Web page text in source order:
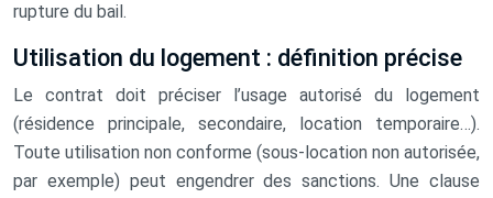
rupture du bail.
Utilisation du logement : définition précise
Le contrat doit préciser l’usage autorisé du logement
(résidence principale, secondaire, location temporaire…).
Toute utilisation non conforme (sous-location non autorisée,
par exemple) peut engendrer des sanctions. Une clause